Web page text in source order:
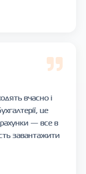
вчасно і
це
— все в
завантажити